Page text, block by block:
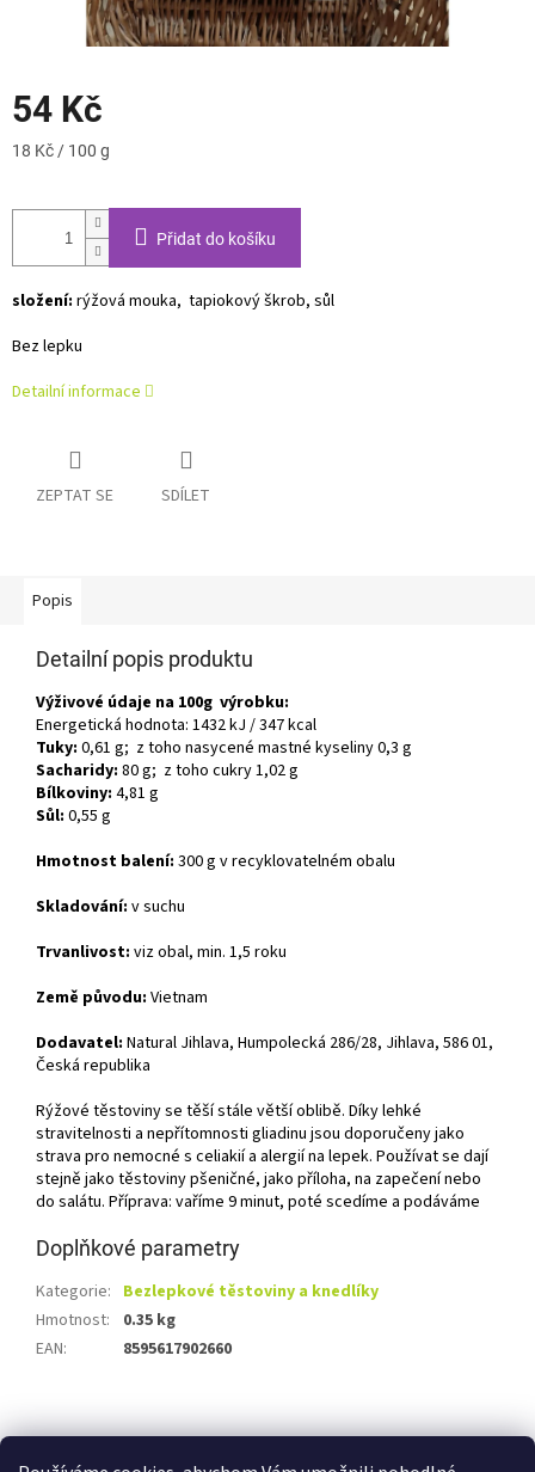
54 Kč
Měrná
18 Kč / 100 g
Přidat do košíku
složení: rýžová mouka, tapiokový škrob, sůl
Bez lepku
Detailní informace
ZEPTAT SE SDÍLET
Popis
Detailní popis produktu
Výživové údaje na 100g výrobku:
Energetická hodnota: 1432 kJ / 347 kcal
Tuky: 0,61 g; z toho nasycené mastné kyseliny 0,3 g
Sacharidy: 80 g; z toho cukry 1,02 g
Bílkoviny: 4,81 g
Sůl: 0,55 g
Hmotnost balení: 300 g v recyklovatelném obalu
Skladování: v suchu
Trvanlivost: viz obal, min. 1,5 roku
Země původu: Vietnam
Dodavatel: Natural Jihlava, Humpolecká 286/28, Jihlava, 586 01,
Česká republika
Rýžové těstoviny se těší stále větší oblibě. Díky lehké
stravitelnosti a nepřítomnosti gliadinu jsou doporučeny jako
strava pro nemocné s celiakií a alergií na lepek. Používat se dají
stejně jako těstoviny pšeničné, jako příloha, na zapečení nebo
do salátu. Příprava: vaříme 9 minut, poté scedíme a podáváme
Doplňkové parametry
Kategorie: Bezlepkové těstoviny a knedlíky
Hmotnost:
0.35 kg
EAN: 8595617902660
á